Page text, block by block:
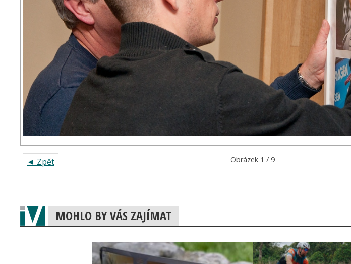
◄ Zpět Obrázek 1 / 9
MOHLO BY VÁS ZAJÍMAT